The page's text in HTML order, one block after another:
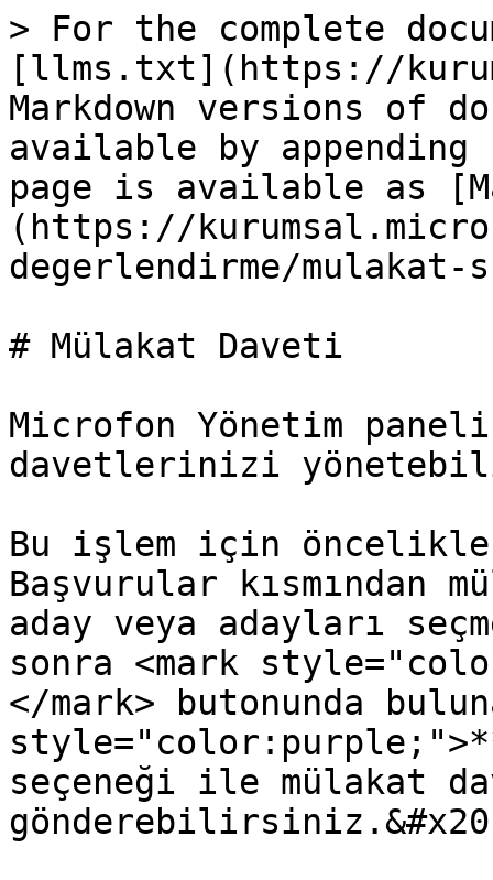
> For the complete
[llms.txt](https://
Markdown versions of
available by
page is available as
(https://
degerlendirme/mulakat-
# Mülakat Daveti
Microfon Yönetim
davetlerinizi
Bu işlem için
Başvurular kısmından
aday veya adayları
sonra <mark
</mark> butonunda
seçeneği ile mülakat